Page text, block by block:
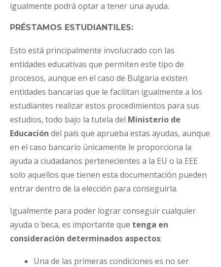
igualmente podrá optar a tener una ayuda.
PRÉSTAMOS ESTUDIANTILES:
Esto está principalmente involucrado con las
entidades educativas que permiten este tipo de
procesos, aunque en el caso de Bulgaria existen
entidades bancarias que le facilitan igualmente a los
estudiantes realizar estos procedimientos para sus
estudios, todo bajo la tutela del Ministerio de
Educación del país que aprueba estas ayudas, aunque
en el caso bancario únicamente le proporciona la
ayuda a ciudadanos pertenecientes a la EU o la EEE
solo aquellos que tienen esta documentación pueden
entrar dentro de la elección para conseguirla.
Igualmente para poder lograr conseguir cualquier
ayuda o beca, es importante que tenga en
consideración determinados aspectos:
Una de las primeras condiciones es no ser